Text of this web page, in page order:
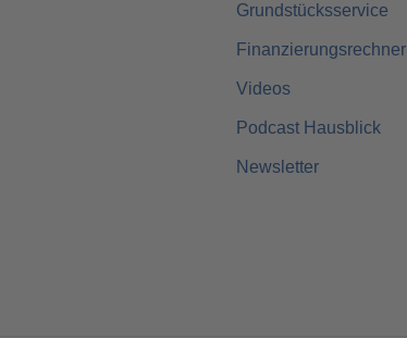
Grundstücksservice
Finanzierungsrechner
Videos
Podcast Hausblick
Newsletter